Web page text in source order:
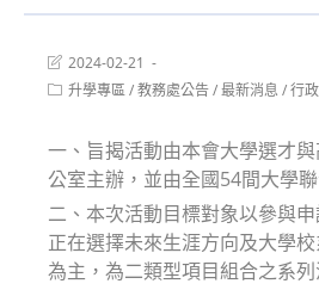
Post
last
modified:
2024-02-21
Post升學專區/教務處公告/最新消息 /行
一、旨揭活動由本會大學選才
公室主辦，並由全國54間大學
二、本次活動目標對象以參與
正在選擇未來生涯方向及大學
為主，為二類型項目組合之系列